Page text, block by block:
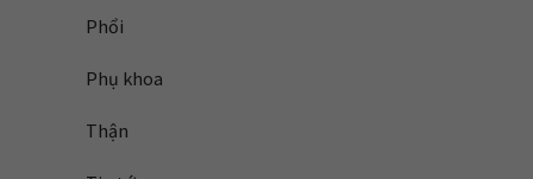
Phổi
Phụ khoa
Thận